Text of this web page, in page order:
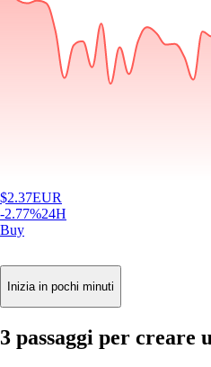
$2.37EUR
-2.77%24H
Buy
Inizia in pochi minuti
3 passaggi per creare